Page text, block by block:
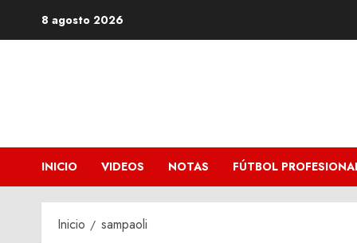
8 agosto 2026
INICIO VIDEOS NOTAS FÚTBOL
Inicio sampaoli